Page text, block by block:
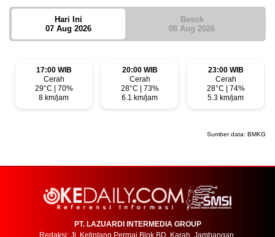
Hari Ini
07 Aug 2026
Besok
08 Aug 2026
17:00 WIB
Cerah
29°C | 70%
8 km/jam
20:00 WIB
Cerah
28°C | 73%
6.1 km/jam
23:00 WIB
Cerah
28°C | 74%
5.3 km/jam
Sumber data: BMKG
PT. LAZUARDI INTERMEDIA GROUP